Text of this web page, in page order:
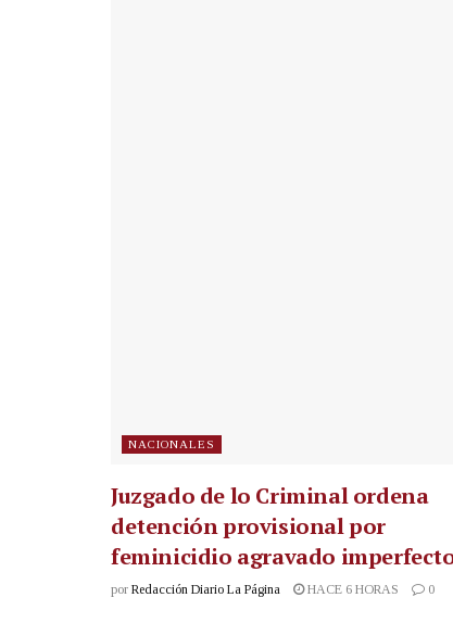
NACIONALES
Juzgado de lo Criminal ordena
detención provisional por
feminicidio agravado
por Redacción Diario La Página HACE 6 HORAS 0